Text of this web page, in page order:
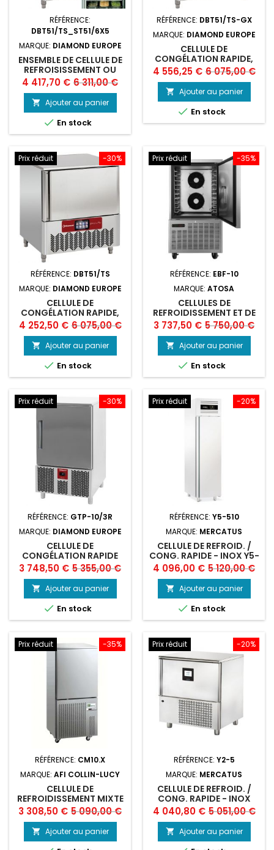
RÉFÉRENCE:
DBT51/TS_ST51/6X5
MARQUE: DIAMOND EUROPE
ENSEMBLE DE CELLULE DE
REFROISISSEMENT OU
CONGÉLATION RAPIDE.
Prix
4 417,70 € Prix
de
base
6 311,00 €
 Ajouter au panier
 En stock
RÉFÉRENCE: DBT51/TS-GX
MARQUE: DIAMOND EUROPE
CELLULE DE
CONGÉLATION RAPIDE,
TOUCH SCREEN 5X GN 1/1
(OU) 600X400 (20-12
KG)
Prix
4 556,25 € Prix
de
base
6 075,00 €
 Ajouter au panier
 En stock
-30%
Prix réduit
RÉFÉRENCE: DBT51/TS
MARQUE: DIAMOND EUROPE
CELLULE DE
CONGÉLATION RAPIDE,
TOUCH SCREEN 5X GN 1/1
(OU) 600X400 (20-12
KG)
Prix
4 252,50 € Prix
de
base
6 075,00 €
 Ajouter au panier
 En stock
-35%
Prix réduit
RÉFÉRENCE: EBF-10
MARQUE: ATOSA
CELLULES DE
REFROIDISSEMENT ET DE
SURGELATION RAPIDE /
CELLULE 10 NIVEAUX
ATOSA
Prix
3 737,50 € Prix
de
base
5 750,00 €
 Ajouter au panier
 En stock
-30%
Prix réduit
RÉFÉRENCE: GTP-10/3R
MARQUE: DIAMOND EUROPE
CELLULE DE
CONGÉLATION RAPIDE
10X GN 1/1 (OU) 600X400
(30-20 KG.)
Prix
3 748,50 € Prix
de
base
5 355,00 €
 Ajouter au panier
 En stock
-20%
Prix réduit
RÉFÉRENCE: Y5-510
MARQUE: MERCATUS
CELLULE DE REFROID. /
CONG. RAPIDE - INOX Y5-
510 TEK
Prix
4 096,00 € Prix
de
base
5 120,00 €
 Ajouter au panier
 En stock
-35%
Prix réduit
RÉFÉRENCE: CM10.X
MARQUE: AFI COLLIN-LUCY
CELLULE DE
REFROIDISSEMENT MIXTE
(CM10.X), AFI
Prix
3 308,50 € Prix
de
base
5 090,00 €
 Ajouter au panier
-20%
Prix réduit
RÉFÉRENCE: Y2-5
MARQUE: MERCATUS
CELLULE DE REFROID. /
CONG. RAPIDE - INOX
5XGN1/1
Prix
4 040,80 € Prix
de
base
5 051,00 €
 Ajouter au panier